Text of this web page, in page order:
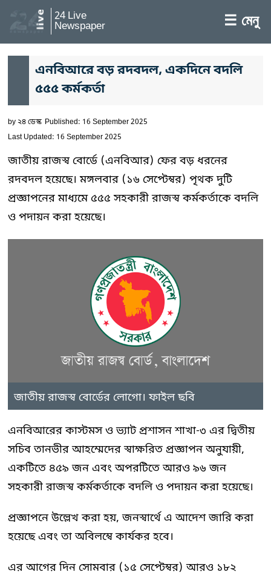
24 Live
Newspaper ☰ মেনু
এনবিআরে বড় রদবদল, একদিনে বদলি
৫৫৫ কর্মকর্তা
by২৪ ডেস্ক Published: 16 September 2025
Last Updated: 16 September 2025
জাতীয় রাজস্ব বোর্ডে (এনবিআর) ফের বড় ধরনের
রদবদল হয়েছে। মঙ্গলবার (১৬ সেপ্টেম্বর) পৃথক দুটি
প্রজ্ঞাপনের মাধ্যমে ৫৫৫ সহকারী রাজস্ব কর্মকর্তাকে বদলি
ও পদায়ন করা হয়েছে।
জাতীয় রাজস্ব বোর্ডের লোগো। ফাইল ছবি
এনবিআরের কাস্টমস ও ভ্যাট প্রশাসন শাখা-৩ এর দ্বিতীয়
সচিব তানভীর আহম্মেদের স্বাক্ষরিত প্রজ্ঞাপন অনুযায়ী,
একটিতে ৪৫৯ জন এবং অপরটিতে আরও ৯৬ জন
সহকারী রাজস্ব কর্মকর্তাকে বদলি ও পদায়ন করা হয়েছে।
প্রজ্ঞাপনে উল্লেখ করা হয়, জনস্বার্থে এ আদেশ জারি করা
হয়েছে এবং তা অবিলম্বে কার্যকর হবে।
এর আগের দিন সোমবার (১৫ সেপ্টেম্বর) আরও ১৮২